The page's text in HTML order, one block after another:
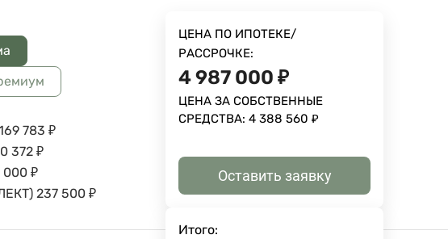
783 ₽
372 ₽
000 ₽
237 500 ₽
ЦЕНА ПО ИПОТЕКЕ/
РАССРОЧКЕ:
4 987 000 ₽
ЦЕНА ЗА СОБСТВЕННЫЕ
СРЕДСТВА:4 388 560₽
Оставить заявку
Итого: